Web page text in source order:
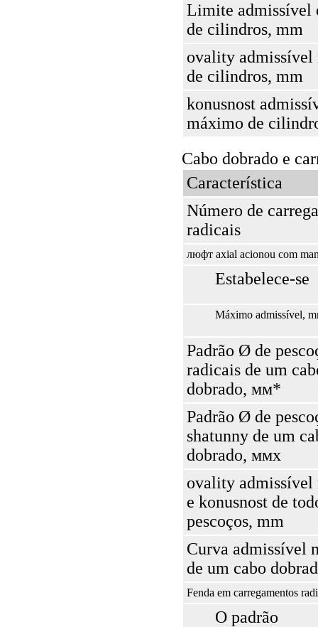
Limite admissível
de cilindros, mm
ovality admissível
de cilindros, mm
konusnost
máximo de
Cabo dobrado e
Característica
Número de
radicais
люфт axial acionou com
Estabelece-se
Máximo admissível,
Padrão Ø de
radicais de um
dobrado, мм*
Padrão Ø de
shatunny de um
dobrado, ммx
ovality admissível
e konusnost de
pescoços, mm
Curva admissível
de um cabo
Fenda em carregamentos
O padrão